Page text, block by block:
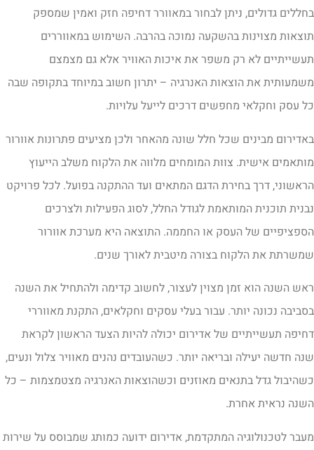
גדולים, ניתן לבחור במאוורר דחיפה חזק ואמין שמספק
מצוינות בהשקעה נמוכה בהרבה. השימוש במאווררים
לא רק משפר את איכות האוויר אלא גם מצמצם
את הוצאות האנרגיה – יתרון חשוב במיוחד בתקופה שבה
עסק וחקלאי מחפשים דרכים לייעל עלויות.
מבינים שכל חלל שונה מהאחר ולכן מציעים פתרונות אוורור
אישית. צוות המומחים מלווה את הלקוח משלב הייעוץ
דרך בחירת הדגם המתאים ועד ההתקנה בפועל. לכל פרויקט
תוכנית המותאמת לגודל החלל, לסוג הפעילות ולצרכים
של העסק או החממה. התוצאה היא מערכת אוורור
את הלקוח בצורה מיטבית לאורך שנים.
השנה הוא זמן מצוין לעצור, לחשוב קדימה ולהתחיל את השנה
נכונה יותר. עבור בעלי עסקים וחקלאים, התקנת מאווררי
תעשייתיים של אדירום יכולה להיות הצעד הראשון לקראת
חדשה יעילה ובריאה יותר. כשהעובדים נהנים מאוויר צלול ונעים,
גדל בתנאים מאוזנים וכשהוצאות האנרגיה מצטמצמות – כל
נראית אחרת.
לטכנולוגיה המתקדמת, אדירום ידועה כמותג שמבוסס על שירות